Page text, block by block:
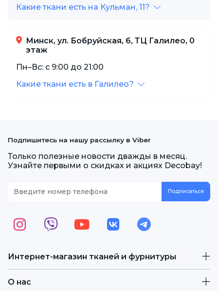
Какие ткани есть на Кульман, 11?
Минск, ул. Бобруйская, 6, ТЦ Галилео, 0
этаж
Пн–Вс: с 9:00 до 21:00
Какие ткани есть в Галилео?
Интернет-магазин тканей и фурнитуры
О нас
Подпишитесь на нашу рассылку в Viber
Только полезные новости дважды в месяц.
Узнайте первыми о скидках и акциях Decobay!